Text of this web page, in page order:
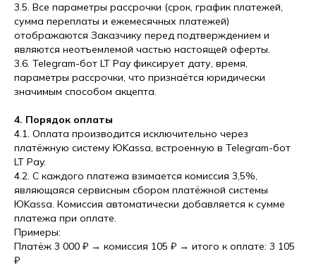
3.5. Все параметры рассрочки (срок, график платежей,
сумма переплаты и ежемесячных платежей)
отображаются Заказчику перед подтверждением и
являются неотъемлемой частью настоящей оферты.
3.6. Telegram-бот LT Pay фиксирует дату, время,
параметры рассрочки, что признаётся юридически
значимым способом акцепта.
4. Порядок оплаты
4.1. Оплата производится исключительно через
платёжную систему ЮKassa, встроенную в Telegram-бот
LT Pay.
4.2. С каждого платежа взимается комиссия 3,5%,
являющаяся сервисным сбором платёжной системы
ЮKassa. Комиссия автоматически добавляется к сумме
платежа при оплате.
Примеры:
Платёж 3 000 ₽ → комиссия 105 ₽ → итого к оплате: 3 105
₽